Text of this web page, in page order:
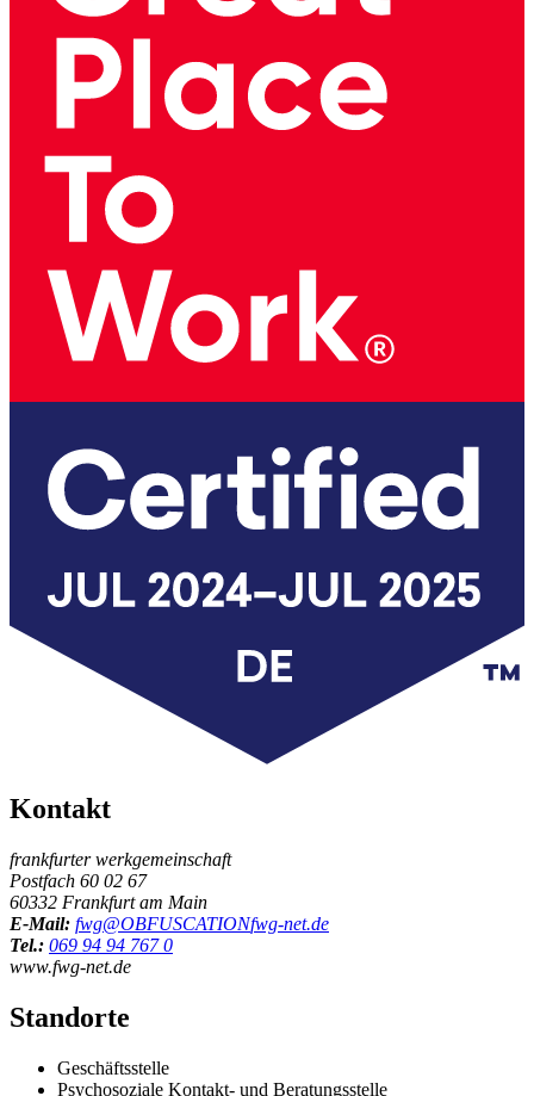
Kontakt
frankfurter werkgemeinschaft
Postfach 60 02 67
60332 Frankfurt am Main
E-Mail: fwg@OBFUSCATIONfwg-net.de
Tel.: 069 94 94 767 0
www.fwg-net.de
Standorte
Geschäftsstelle
Psychosoziale Kontakt- und Beratungsstelle